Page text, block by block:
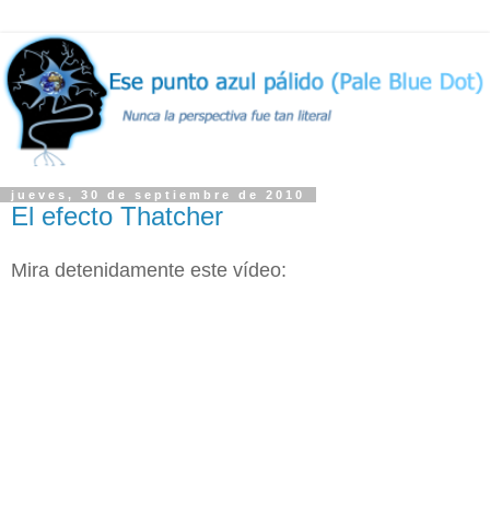
jueves, 30 de septiembre de 2010
El efecto Thatcher
Mira detenidamente este vídeo: